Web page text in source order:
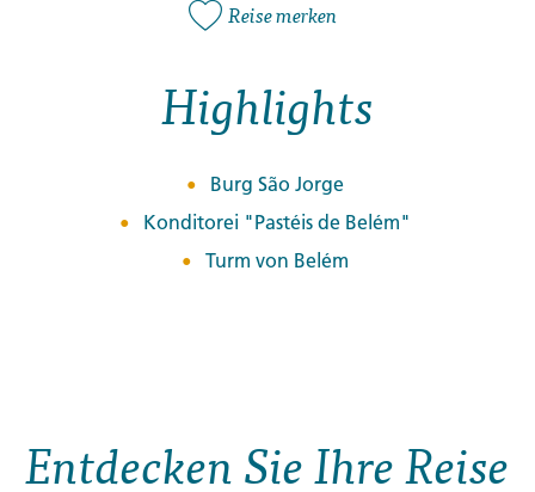
Reise merken
Highlights
Burg São Jorge
Konditorei "Pastéis de Belém"
Turm von Belém
Entdecken Sie Ihre Reise